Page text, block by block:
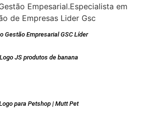
Gestão Empresarial GSC Líder
Logo JS produtos de banana
para Petshop | Mutt Pet